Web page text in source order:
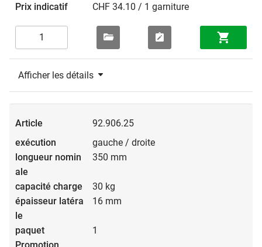
CHF 34.10 / 1 garniture
Afficher les détails
92.906.25
gauche / droite
350 mm
30 kg
16 mm
1